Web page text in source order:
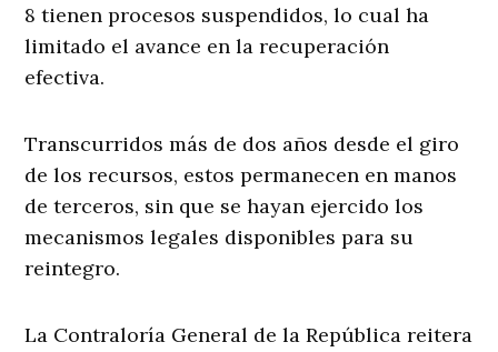
8 tienen procesos suspendidos, lo cual ha
limitado el avance en la recuperación
efectiva.
Transcurridos más de dos años desde el giro
de los recursos, estos permanecen en manos
de terceros, sin que se hayan ejercido los
mecanismos legales disponibles para su
reintegro.
La Contraloría General de la República reitera